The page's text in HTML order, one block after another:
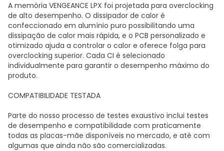
A memória VENGEANCE LPX foi projetada para overclocking
de alto desempenho. O dissipador de calor é
confeccionado em alumínio puro possibilitando uma
dissipação de calor mais rápida, e o PCB personalizado e
otimizado ajuda a controlar o calor e oferece folga para
overclocking superior. Cada CI é selecionado
individualmente para garantir o desempenho máximo do
produto.
COMPATIBILIDADE TESTADA
Parte do nosso processo de testes exaustivo inclui testes
de desempenho e compatibilidade com praticamente
todas as placas-mãe disponíveis no mercado, e até com
algumas que ainda não são comercializadas.